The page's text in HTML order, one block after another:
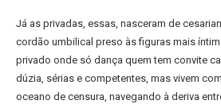
Já as privadas, essas, nasceram de
cordão umbilical preso às figuras mais
privado onde só dança quem tem convite
dúzia, sérias e competentes, mas vivem
oceano de censura, navegando à deriva